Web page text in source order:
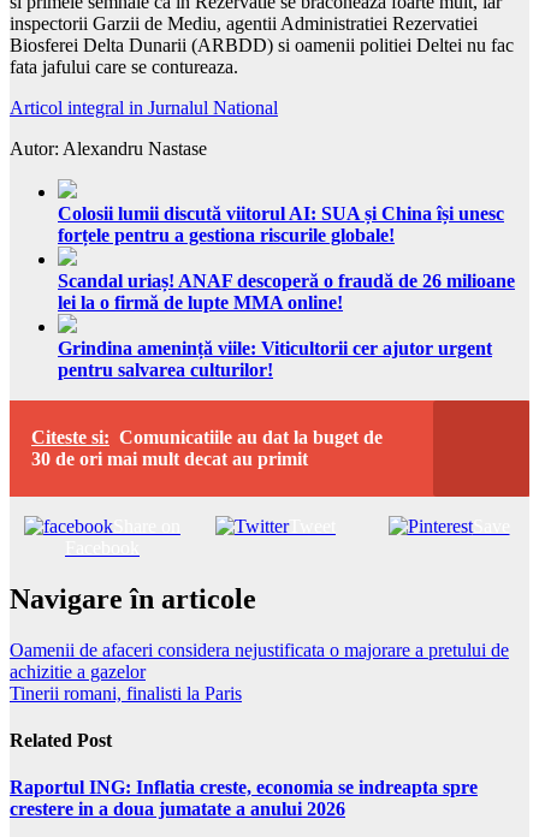
inspectorii Garzii de Mediu, agentii Administratiei Rezervatiei
Biosferei Delta Dunarii (ARBDD) si oamenii politiei Deltei nu fac
fata jafului care se contureaza.
Articol integral in Jurnalul National
Autor: Alexandru Nastase
Colosii lumii discută viitorul AI: SUA și China își unesc
forțele pentru a gestiona riscurile globale!
Scandal uriaș! ANAF descoperă o fraudă de 26 milioane
lei la o firmă de lupte MMA online!
Grindina amenință viile: Viticultorii cer ajutor urgent
pentru salvarea culturilor!
Citeste si: Comunicatiile au dat la buget de
30 de ori mai mult decat au primit
Tweet Save
Navigare în articole
Oamenii de afaceri considera nejustificata o majorare a pretului de
achizitie a gazelor
Tinerii romani, finalisti la Paris
Related Post
Raportul ING: Inflatia creste, economia se indreapta spre
crestere in a doua jumatate a anului 2026